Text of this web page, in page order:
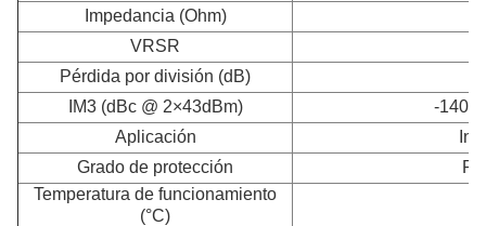
Impedancia (Ohm)
VRSR
Pérdida por división (dB)
IM3 (dBc @ 2×43dBm)
-140 /
Aplicación
Grado de protección
Temperatura de funcionamiento
(°C)